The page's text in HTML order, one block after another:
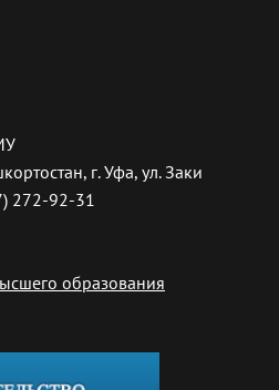
г. Уфа, ул. Заки
272-92-31
образования